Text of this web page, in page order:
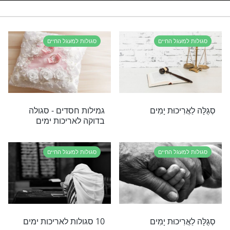
תוכן בנושא סגולות למעגל החיים